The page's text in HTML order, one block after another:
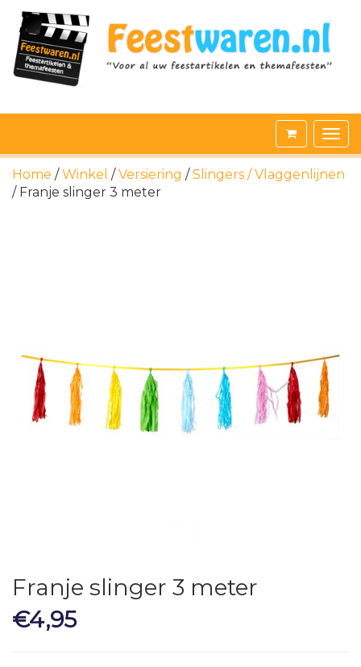
Home /Winkel /Versiering /Slingers / Vlaggenlijnen
/ Franje slinger 3 meter
Franje slinger 3 meter
€4,95